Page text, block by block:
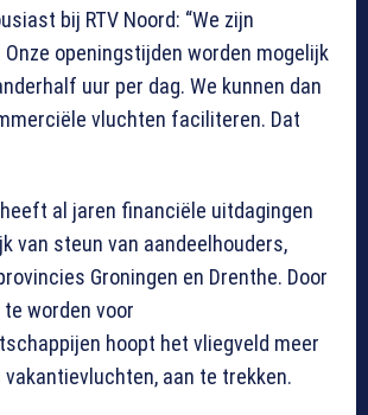
bij RTV Noord: “We zijn
openingstijden worden mogelijk
uur per dag. We kunnen dan
vluchten faciliteren. Dat
al jaren financiële uitdagingen
van steun van aandeelhouders,
Groningen en Drenthe. Door
worden voor
hoopt het vliegveld meer
aan te trekken.